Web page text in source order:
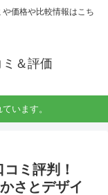
価格や比較情報はこち
＆評価
います。
ミ評判！
さとデザイ